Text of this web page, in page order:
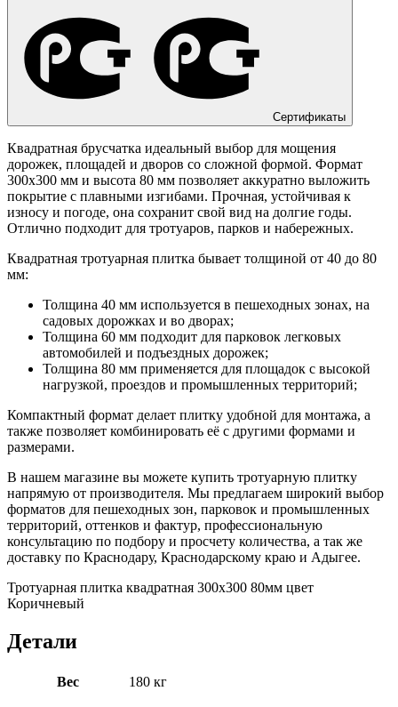
Сертификаты
Квадратная брусчатка идеальный выбор для мощения
дорожек, площадей и дворов со сложной формой. Формат
300х300 мм и высота 80 мм позволяет аккуратно выложить
покрытие с плавными изгибами. Прочная, устойчивая к
износу и погоде, она сохранит свой вид на долгие годы.
Отлично подходит для тротуаров, парков и набережных.
Квадратная тротуарная плитка бывает толщиной от 40 до 80
мм:
Толщина 40 мм используется в пешеходных зонах, на
садовых дорожках и во дворах;
Толщина 60 мм подходит для парковок легковых
автомобилей и подъездных дорожек;
Толщина 80 мм применяется для площадок с высокой
нагрузкой, проездов и промышленных территорий;
Компактный формат делает плитку удобной для монтажа, а
также позволяет комбинировать её с другими формами и
размерами.
В нашем магазине вы можете купить тротуарную плитку
напрямую от производителя. Мы предлагаем широкий выбор
форматов для пешеходных зон, парковок и промышленных
территорий, оттенков и фактур, профессиональную
консультацию по подбору и просчету количества, а так же
доставку по Краснодару, Краснодарскому краю и Адыгее.
Тротуарная плитка квадратная 300х300 80мм цвет
Коричневый
Детали
Вес 180 кг